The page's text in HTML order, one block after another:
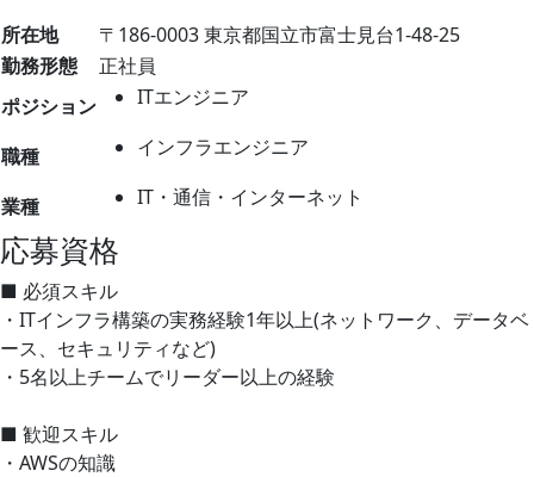
所在地
〒186-0003 東京都国立市富士見台1-48-25
勤務形態
正社員
ポジション
ITエンジニア
職種 インフラエンジニア
業種 IT・通信・インターネット
応募資格
■ 必須スキル
・ITインフラ構築の実務経験1年以上(ネットワーク、データベ
ース、セキュリティなど)
・5名以上チームでリーダー以上の経験
■ 歓迎スキル
・AWSの知識